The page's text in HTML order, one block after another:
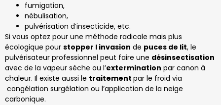
fumigation,
nébulisation,
pulvérisation d’insecticide, etc.
Si vous optez pour une méthode radicale mais plus
écologique pour stopper l invasion de puces de lit, le
pulvérisateur professionnel peut faire une désinsectisation
avec de la vapeur sèche ou l’extermination par canon à
chaleur. Il existe aussi le traitement par le froid via
congélation surgélation ou l’application de la neige
carbonique.